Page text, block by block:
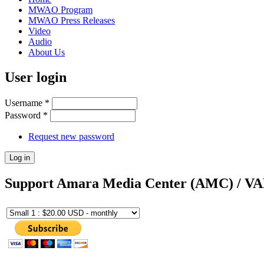
MWAO Program
MWAO Press Releases
Video
Audio
About Us
User login
Username *
Password *
Request new password
Support Amara Media Center (AMC) /